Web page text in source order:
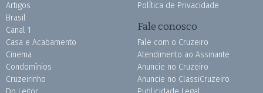
Artigos
Brasil
Canal 1
Casa e Acabamento
Cinema
Condomínios
Cruzeirinho
Política de Privacidade
Fale conosco
Fale com o Cruzeiro
Atendimento ao Assinante
Anuncie no Cruzeiro
Anuncie no ClassiCruzeiro